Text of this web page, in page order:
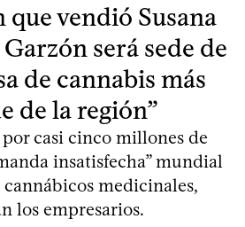
que vendió Susana
será sede de
de cannabis más
de la región”
casi cinco millones de
insatisfecha” mundial
medicinales,
los empresarios.